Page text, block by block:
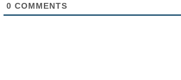
0 COMMENTS